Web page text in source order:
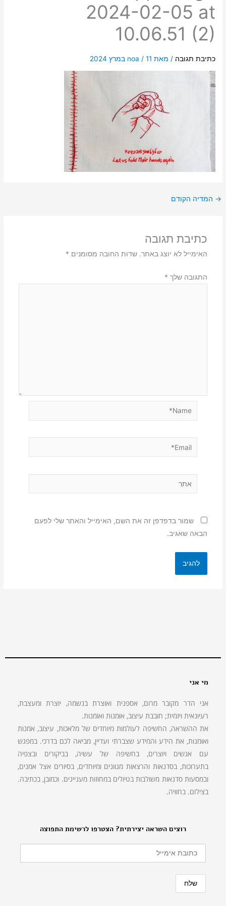
2024-02-05 at
10.06.51 (2)
כתיבת תגובה / מאת noa / 11 במרץ 2024
→ המדיה הקודם
כתיבת תגובה
האימייל לא יוצג באתר. שדות החובה מסומנים *
התגובה שלך *
Email*
שמור בדפדפן זה את השם, האימייל והאתר שלי לפעם
הבאה שאגיב.
רוצים השראה יצירתית? הצטרפו לרשימת התפוצה
מי אני
אני הדר מקובר מרום, אספנית ואוצרת בנשמה, יוצרת ומעצבת,
רעיונאית ויזמית; חובבת עיצוב, אוּמנות ואוֹמנות.
את ההשראה, החשיפה לעולמות מיוחדים של מלאכות, עיצוב, אמנות
ואומנות, את הידע והמידע שצברתי ועדיין, מביאה לכם בדרכי. במפגש
עם אנשים ויוצרים, בחשיפה של עשיה, בביקורים ובצפיה
בתערוכות, בסדנאות והרצאות מגוונים ומיוחדים, בסיורים אצל אמנים,
ובמסעות סדנאות משולבות בטיולים במחוזות מעניינים. וכמובן, בכתיבה.
בצילום. בחוויה.